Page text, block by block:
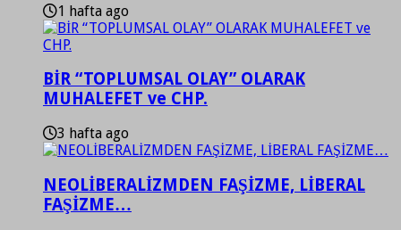
1 hafta ago
BİR “TOPLUMSAL OLAY” OLARAK
MUHALEFET ve CHP.
3 hafta ago
NEOLİBERALİZMDEN FAŞİZME, LİBERAL
FAŞİZME…